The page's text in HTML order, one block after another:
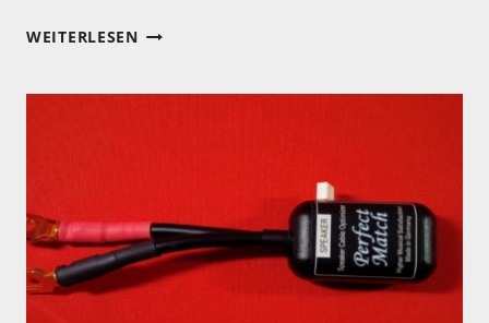
WEITERLESEN2021
DUISBURG